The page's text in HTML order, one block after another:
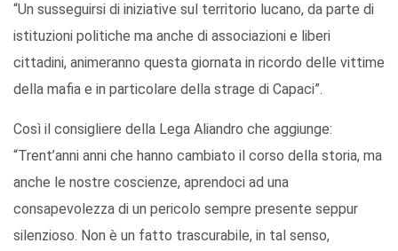
“Un susseguirsi di iniziative sul territorio lucano, da parte di
istituzioni politiche ma anche di associazioni e liberi
cittadini, animeranno questa giornata in ricordo delle vittime
della mafia e in particolare della strage di Capaci”.
Così il consigliere della Lega Aliandro che aggiunge:
“Trent’anni anni che hanno cambiato il corso della storia, ma
anche le nostre coscienze, aprendoci ad una
consapevolezza di un pericolo sempre presente seppur
silenzioso. Non è un fatto trascurabile, in tal senso,